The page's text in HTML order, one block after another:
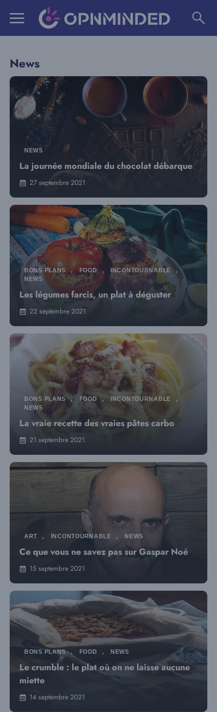
News
NEWS
La journée mondiale du chocolat débarque
27 septembre 2021
BONS PLANS , FOOD , INCONTOURNABLE
,
NEWS
Les légumes farcis, un plat à déguster
22 septembre 2021
BONS PLANS , FOOD , INCONTOURNABLE
,
NEWS
La vraie recette des vraies pâtes carbo
21 septembre 2021
ART , INCONTOURNABLE , NEWS
Ce que vous ne savez pas sur Gaspar Noé
15 septembre 2021
BONS PLANS , FOOD , NEWS
Le crumble : le plat où on ne laisse aucune
miette
14 septembre 2021